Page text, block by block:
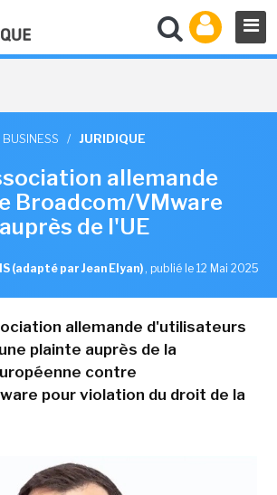
BUSINESS / JURIDIQUE
allemande
Broadcom/VMware
auprès de l'UE
(adapté par Jean Elyan) , publié le 12 Mai 2025
allemande d'utilisateurs
plainte auprès de la
contre
pour violation du droit de la